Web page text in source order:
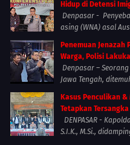
Hidup di Detensi
Denpasar -
asing (WNA) asal
Penemuan Jenazah
Warga, Polisi
Denpasar –
Jawa Tengah,
Kasus Penculikan
Tetapkan Tersangka
DENPASAR -
S.I.K., M.Si.,